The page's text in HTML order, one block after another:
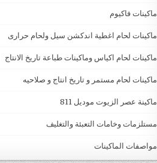
ماكينات فاكيوم
ماكينات لحام اغطية اندكشن سيل ولحام حرارى
ماكينات لحام اكياس وماكينات طباعة تاريخ الانتاج
ماكينات لحام مستمر و تاريخ انتاج و صلاحيه
ماكينة عصر الزيوت موديل 811
مستلزمات وخامات التعبئة والتغليف
مواصفات الماكينات